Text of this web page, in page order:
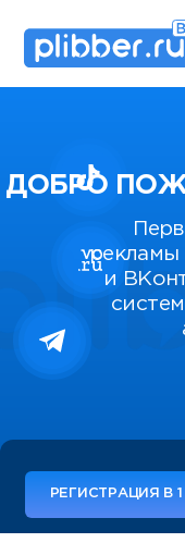
ДОБРО
рекламы
и
РЕГИСТРАЦИЯ В